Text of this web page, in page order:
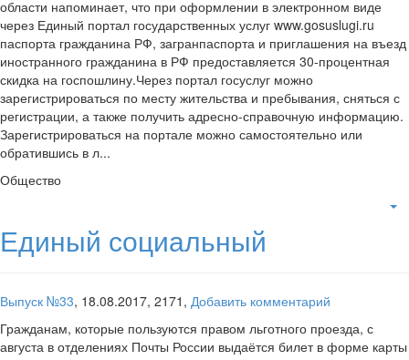
области напоминает, что при оформлении в электронном виде
через Единый портал государственных услуг www.gosuslugi.ru
паспорта гражданина РФ, загранпаспорта и приглашения на въезд
иностранного гражданина в РФ предоставляется 30-процентная
скидка на госпошлину.Через портал госуслуг можно
зарегистрироваться по месту жительства и пребывания, сняться с
регистрации, а также получить адресно-справочную информацию.
Зарегистрироваться на портале можно самостоятельно или
обратившись в л...
Общество
Единый социальный
Выпуск №33, 18.08.2017, 2171, Добавить комментарий
Гражданам, которые пользуются правом льготного проезда, с
августа в отделениях Почты России выдаётся билет в форме карты